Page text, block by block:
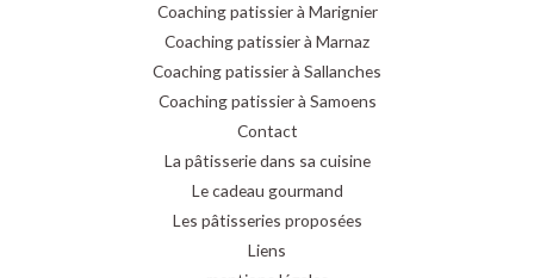
Coaching patissier à Marignier
Coaching patissier à Marnaz
Coaching patissier à Sallanches
Coaching patissier à Samoens
Contact
La pâtisserie dans sa cuisine
Le cadeau gourmand
Les pâtisseries proposées
Liens